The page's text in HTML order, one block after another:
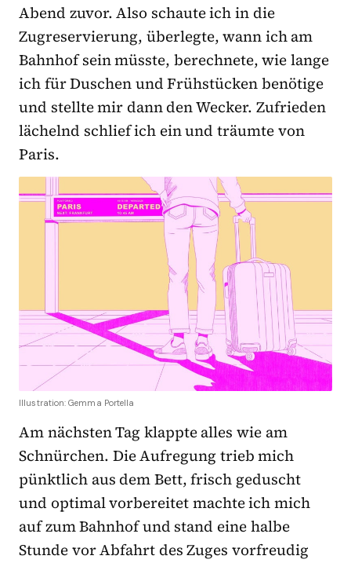
Abend zuvor. Also schaute ich in die
Zugreservierung, überlegte, wann ich am
Bahnhof sein müsste, berechnete, wie lange
ich für Duschen und Frühstücken benötige
und stellte mir dann den Wecker. Zufrieden
lächelnd schlief ich ein und träumte von
Paris.
Illustration: Gemma Portella
Am nächsten Tag klappte alles wie am
Schnürchen. Die Aufregung trieb mich
pünktlich aus dem Bett, frisch geduscht
und optimal vorbereitet machte ich mich
auf zum Bahnhof und stand eine halbe
Stunde vor Abfahrt des Zuges vorfreudig